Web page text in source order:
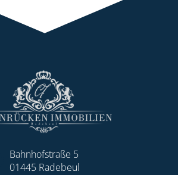
Bahnhofstraße 5
01445 Radebeul